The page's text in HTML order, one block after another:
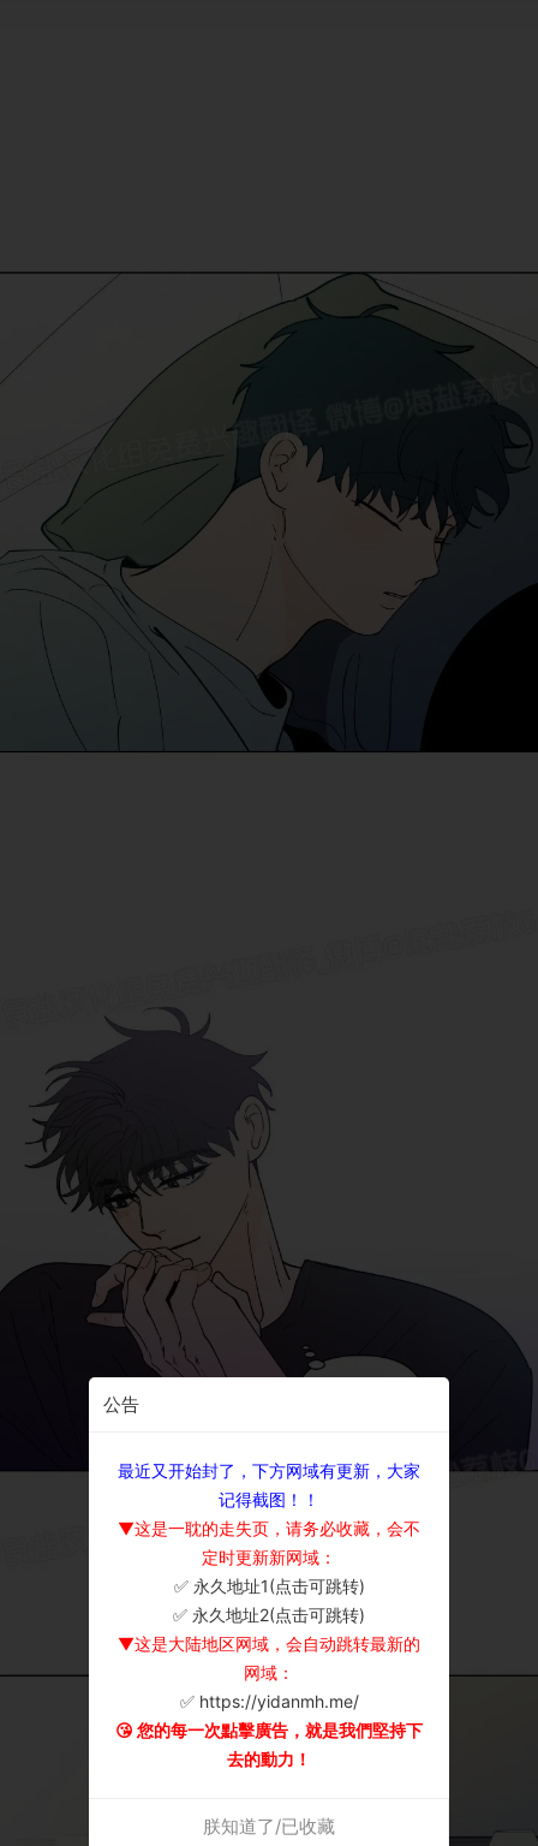
公告
最近又开始封了，下方网域有更新，大家
记得截图！！
▼这是一耽的走失页，请务必收藏，会不
定时更新新网域：
✅ 永久地址1(点击可跳转)
✅ 永久地址2(点击可跳转)
▼这是大陆地区网域，会自动跳转最新的
网域：
✅ https://yidanmh.me/
😘 您的每一次點擊廣告，就是我們堅持下
去的動力！
朕知道了/已收藏